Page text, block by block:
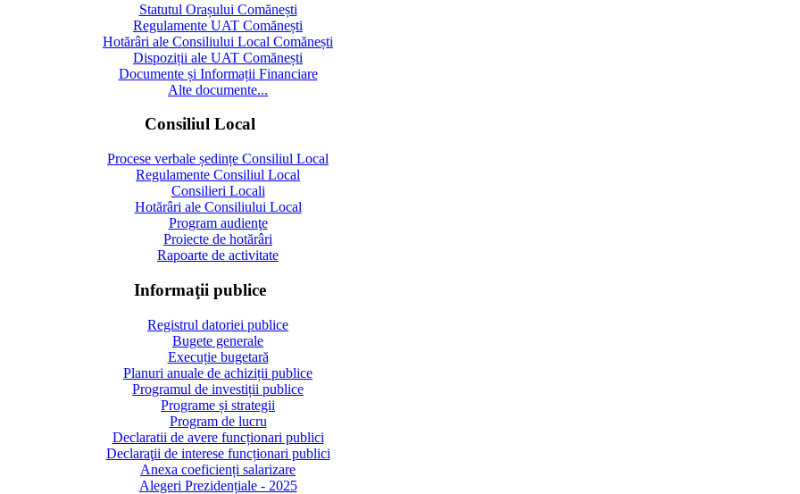
Statutul Orașului Comănești
Regulamente UAT Comănești
Hotărâri ale Consiliului Local Comănești
Dispoziții ale UAT Comănești
Documente și Informații Financiare
Alte documente...
Consiliul Local
Procese verbale ședințe Consiliul Local
Regulamente Consiliul Local
Consilieri Locali
Hotărâri ale Consiliului Local
Program audienţe
Proiecte de hotărâri
Rapoarte de activitate
Informaţii publice
Registrul datoriei publice
Bugete generale
Execuție bugetară
Planuri anuale de achiziții publice
Programul de investiții publice
Programe și strategii
Program de lucru
Declaratii de avere funcționari publici
Declaraţii de interese funcționari publici
Anexa coeficienți salarizare
Alegeri Prezidențiale - 2025